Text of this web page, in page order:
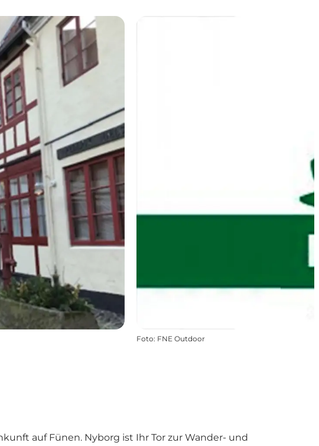
Foto: FNE Outdoor
auf Fünen. Nyborg ist Ihr Tor zur Wander- und